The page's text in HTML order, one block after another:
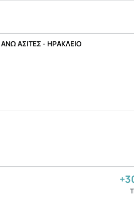
ΑΝΩ ΑΣΙΤΕΣ - ΗΡΑΚΛΕΙΟ